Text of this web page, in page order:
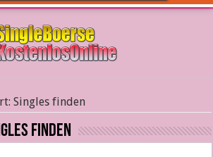
Singles finden
finden